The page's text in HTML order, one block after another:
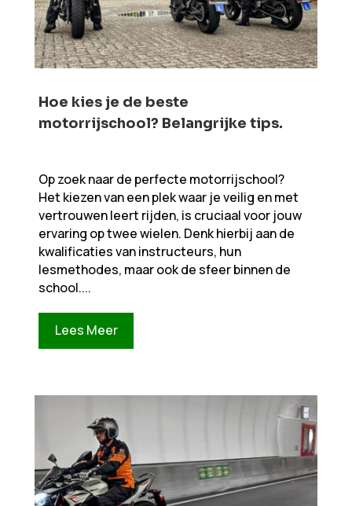
Hoe kies je de beste
motorrijschool? Belangrijke tips.​​
Op zoek naar de perfecte motorrijschool?
Het kiezen van een plek waar je veilig en met
vertrouwen leert rijden, is cruciaal voor jouw
ervaring op twee wielen. Denk hierbij aan de
kwalificaties van instructeurs, hun
lesmethodes, maar ook de sfeer binnen de
school....
Lees Meer